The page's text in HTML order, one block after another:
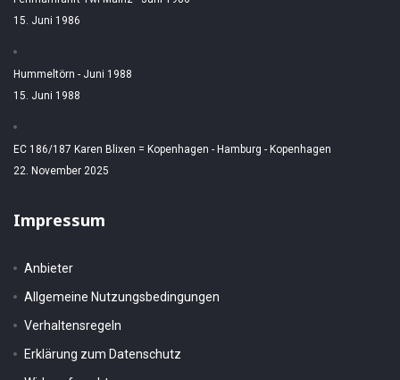
15. Juni 1986
Hummeltörn - Juni 1988
15. Juni 1988
EC 186/187 Karen Blixen = Kopenhagen - Hamburg - Kopenhagen
22. November 2025
Impressum
Anbieter
Allgemeine Nutzungsbedingungen
Verhaltensregeln
Erklärung zum Datenschutz